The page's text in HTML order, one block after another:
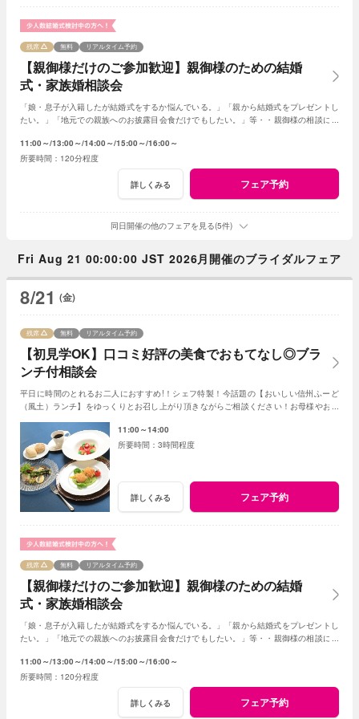
【親御様だけのご参加歓迎】親御様のための結婚
式・家族婚相談会
残席 無料 リアルタイム予約
「娘・息子が入籍したが結婚式をするか悩んでいる。」「親から結婚式をプレゼントし
たい。」「地元での親族へのお披露目会食だけでもしたい。」等・・親御様の相談にベ
11:00～ 13:00～ 14:00～ 15:00～ 16:00～
120分程度
詳しくみる フェア予約
同日開催の他のフェアを見る(5件)
Fri Aug 21 00:00:00 JST 2026月開催のブライダルフェア
8/21 (金)
【初見学OK】口コミ好評の美食でおもてなし◎ブラ
ンチ付相談会
残席 無料 リアルタイム予約
平日に時間のとれるお二人におすすめ!！シェフ特製！今話題の【おいしい信州ふーど
（風土）ランチ】をゆっくりとお召し上がり頂きながらご相談ください！お母様やお姉
11:00～14:00
3時間程度
詳しくみる フェア予約
【親御様だけのご参加歓迎】親御様のための結婚
式・家族婚相談会
残席 無料 リアルタイム予約
「娘・息子が入籍したが結婚式をするか悩んでいる。」「親から結婚式をプレゼントし
たい。」「地元での親族へのお披露目会食だけでもしたい。」等・・親御様の相談にベ
11:00～ 13:00～ 14:00～ 15:00～ 16:00～
120分程度
詳しくみる フェア予約